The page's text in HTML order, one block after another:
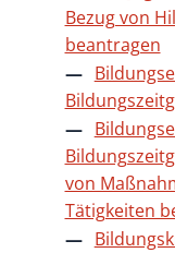
Bezug von
beantragen
von
Tätigkeiten